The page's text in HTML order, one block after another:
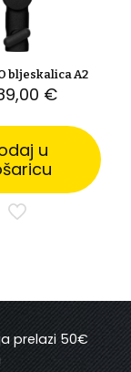
bljeskalica A2
€
u
prelazi 50€